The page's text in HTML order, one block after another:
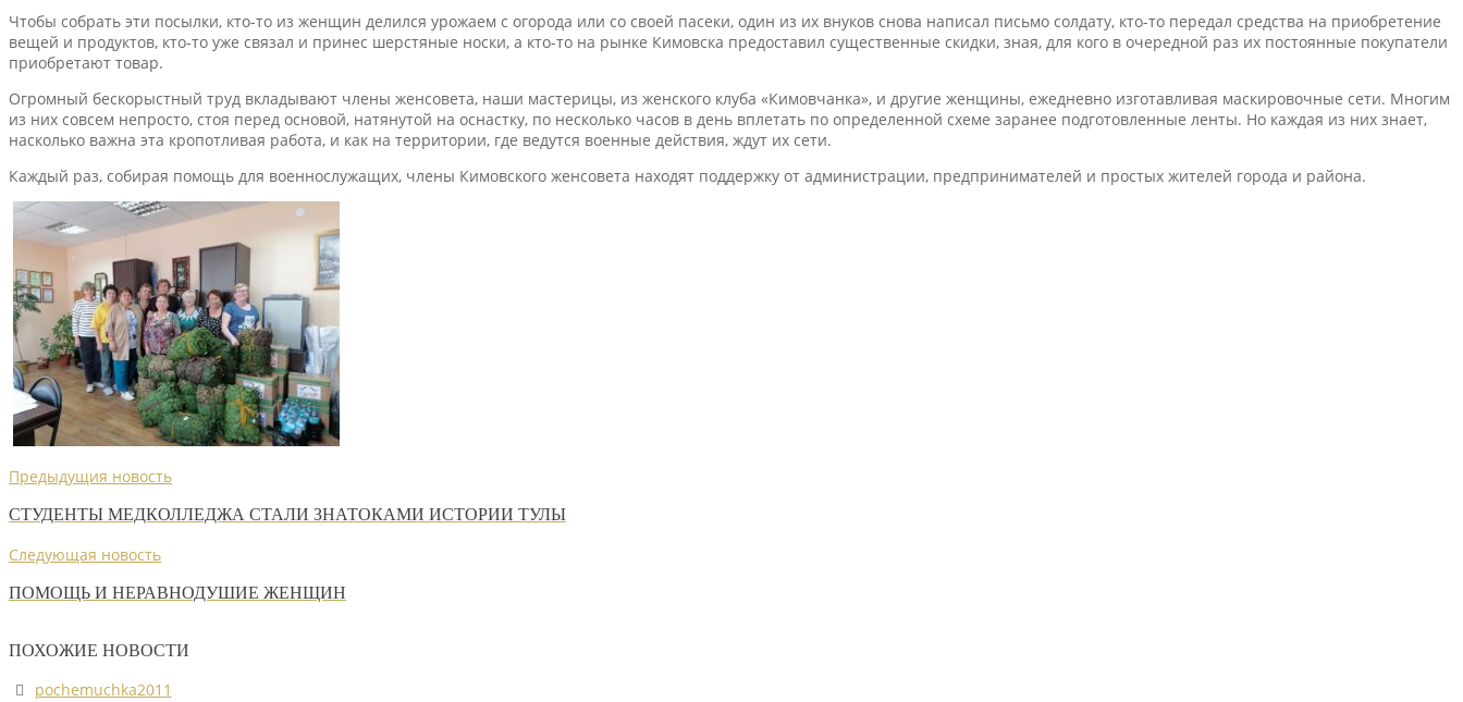
Чтобы собрать эти посылки, кто-то из женщин делился урожаем с огорода или со своей пасеки, один из их внуков снова написал письмо солдату, кто-то передал средства на приобретение
вещей и продуктов, кто-то уже связал и принес шерстяные носки, а кто-то на рынке Кимовска предоставил существенные скидки, зная, для кого в очередной раз их постоянные покупатели
приобретают товар.
Огромный бескорыстный труд вкладывают члены женсовета, наши мастерицы, из женского клуба «Кимовчанка», и другие женщины, ежедневно изготавливая маскировочные сети. Многим
из них совсем непросто, стоя перед основой, натянутой на оснастку, по несколько часов в день вплетать по определенной схеме заранее подготовленные ленты. Но каждая из них знает,
насколько важна эта кропотливая работа, и как на территории, где ведутся военные действия, ждут их сети.
Каждый раз, собирая помощь для военнослужащих, члены Кимовского женсовета находят поддержку от администрации, предпринимателей и простых жителей города и района.
Предыдущия новость
СТУДЕНТЫ МЕДКОЛЛЕДЖА СТАЛИ ЗНАТОКАМИ ИСТОРИИ ТУЛЫ
Следующая новость
ПОМОЩЬ И НЕРАВНОДУШИЕ ЖЕНЩИН
ПОХОЖИЕ НОВОСТИ
pochemuchka2011